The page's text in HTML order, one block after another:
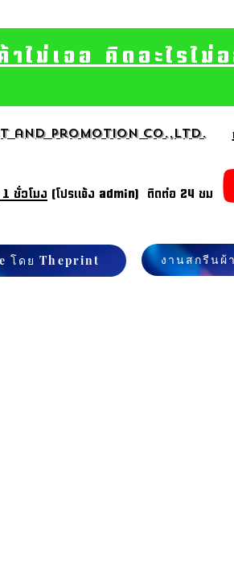
าไม่เจอ คิดอะไรไ
and promotion CO.,Ltd.
1 ชั่วโมง (โปรแจ้ง admin) ติดต่อ 24 ชม
โดย Theprint งานสกรีนผ้